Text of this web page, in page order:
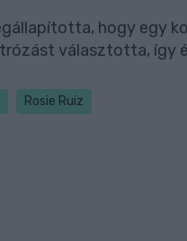
hogy egy
választotta, így
Rosie Ruiz